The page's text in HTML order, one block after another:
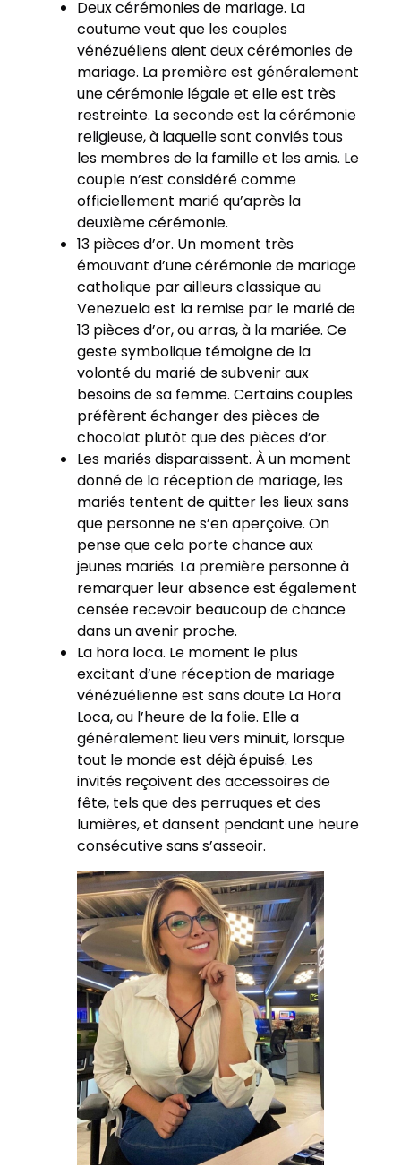
Deux cérémonies de mariage. La
coutume veut que les couples
vénézuéliens aient deux cérémonies de
mariage. La première est généralement
une cérémonie légale et elle est très
restreinte. La seconde est la cérémonie
religieuse, à laquelle sont conviés tous
les membres de la famille et les amis. Le
couple n’est considéré comme
officiellement marié qu’après la
deuxième cérémonie.
13 pièces d’or. Un moment très
émouvant d’une cérémonie de mariage
catholique par ailleurs classique au
Venezuela est la remise par le marié de
13 pièces d’or, ou arras, à la mariée. Ce
geste symbolique témoigne de la
volonté du marié de subvenir aux
besoins de sa femme. Certains couples
préfèrent échanger des pièces de
chocolat plutôt que des pièces d’or.
Les mariés disparaissent. À un moment
donné de la réception de mariage, les
mariés tentent de quitter les lieux sans
que personne ne s’en aperçoive. On
pense que cela porte chance aux
jeunes mariés. La première personne à
remarquer leur absence est également
censée recevoir beaucoup de chance
dans un avenir proche.
La hora loca. Le moment le plus
excitant d’une réception de mariage
vénézuélienne est sans doute La Hora
Loca, ou l’heure de la folie. Elle a
généralement lieu vers minuit, lorsque
tout le monde est déjà épuisé. Les
invités reçoivent des accessoires de
fête, tels que des perruques et des
lumières, et dansent pendant une heure
consécutive sans s’asseoir.